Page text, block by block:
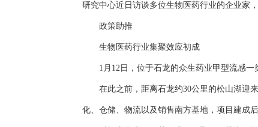
研究中心近日访谈多位生物医药行业的企业家
政策助推
生物医药行业集聚效应初成
1月12日，位于石龙的众生药业甲型流感一
在此之前，距离石龙约30公里的松山湖迎来
化、仓储、物流以及销售南方基地，项目建成